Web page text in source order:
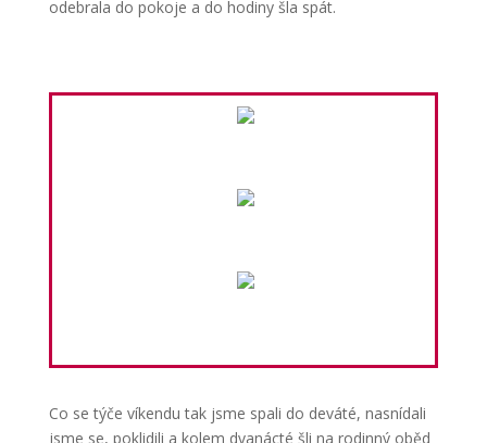
odebrala do pokoje a do hodiny šla spát.
Co se týče víkendu tak jsme spali do deváté, nasnídali
jsme se, poklidili a kolem dvanácté šli na rodinný oběd